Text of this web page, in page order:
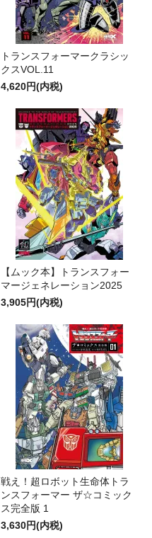
トランスフォーマークラシッ
クスVOL.11
4,620円(内税)
【ムック本】トランスフォー
マージェネレーション2025
3,905円(内税)
戦え！超ロボット生命体トラ
ンスフォーマー ザ☆コミック
ス完全版 1
3,630円(内税)